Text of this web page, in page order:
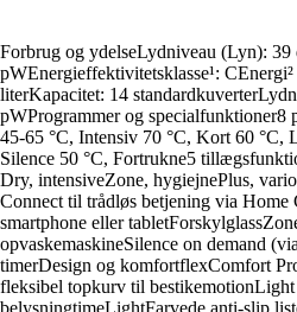
Forbrug og ydelseLydniveau (Lyn):
pWEnergieffektivitetsklasse¹:
literKapacitet: 14
pWProgrammer og specialfunktioner8
45-65 °C, Intensiv 70 °C, Kort 60 °C,
Silence 50 °C, Fortrukne5
Dry, intensiveZone, hygiejnePlus,
Connect til trådløs betjening via Home
smartphone eller
opvaskemaskineSilence on demand
timerDesign og komfortflexComfort
fleksibel topkurv til